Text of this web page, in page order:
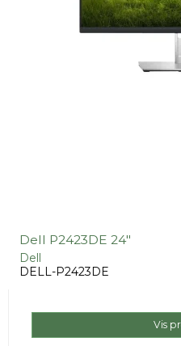
Dell P2423DE 24"
Dell
DELL-P2423DE
Vis